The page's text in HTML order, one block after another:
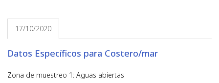
17/10/2020
Datos Específicos para Costero/mar
Zona de muestreo 1: Aguas abiertas